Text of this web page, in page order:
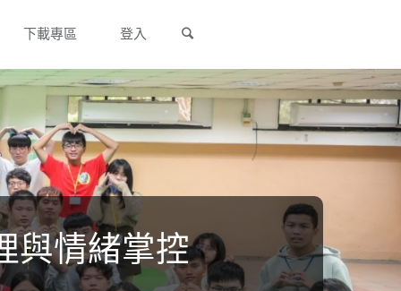
下載專區 登入
與情緒掌控